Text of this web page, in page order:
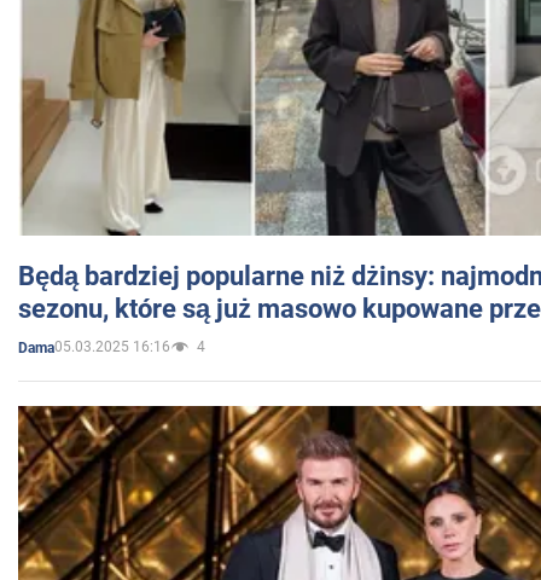
Będą bardziej popularne niż dżinsy:
sezonu, które są już masowo kupowane
Dama05.03.2025 16:16 4